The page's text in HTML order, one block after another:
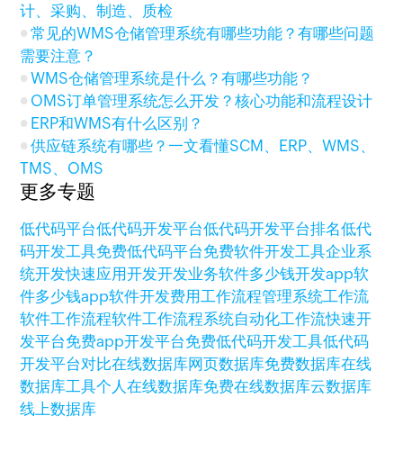
计、采购、制造、质检
常见的WMS仓储管理系统有哪些功能？有哪些问题
需要注意？
WMS仓储管理系统是什么？有哪些功能？
OMS订单管理系统怎么开发？核心功能和流程设计
ERP和WMS有什么区别？
供应链系统有哪些？一文看懂SCM、ERP、WMS、
TMS、OMS
更多专题
低代码平台低代码开发平台低代码开发平台排名低代
码开发工具免费低代码平台免费软件开发工具企业系
统开发快速应用开发开发业务软件多少钱开发app软
件多少钱app软件开发费用工作流程管理系统工作流
软件工作流程软件工作流程系统自动化工作流快速开
发平台免费app开发平台免费低代码开发工具低代码
开发平台对比在线数据库网页数据库免费数据库在线
数据库工具个人在线数据库免费在线数据库云数据库
线上数据库